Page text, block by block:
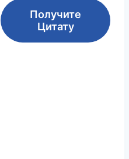
Получите
Цитату